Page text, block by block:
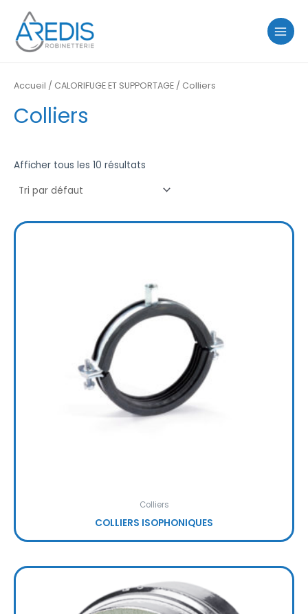
contenu
MENU
Accueil / CALORIFUGE ET SUPPORTAGE / Colliers
Colliers
Afficher tous les 10 résultats
Colliers
COLLIERS ISOPHONIQUES